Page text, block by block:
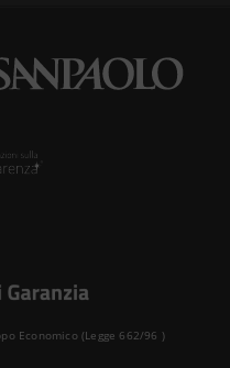
Economico (Legge 662/96 )